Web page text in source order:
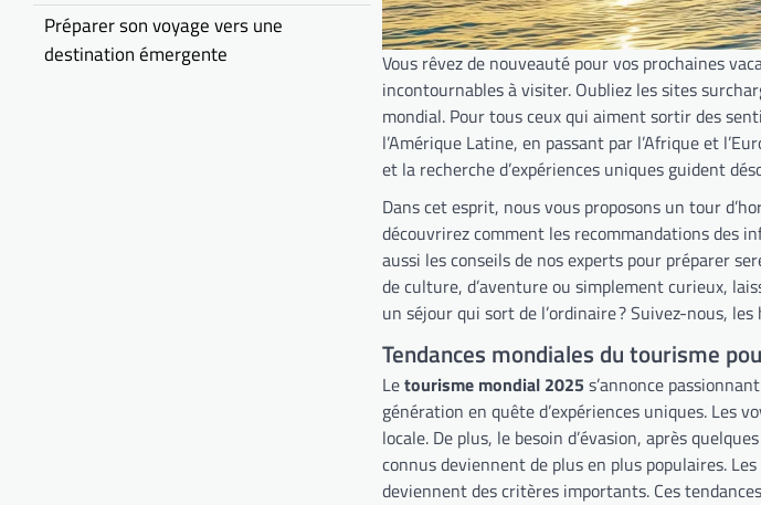
Vous rêvez de nouveauté pour vos prochaines
incontournables à visiter. Oubliez les sites
mondial. Pour tous ceux qui aiment sortir des
l’Amérique Latine, en passant par l’Afrique et
et la recherche d’expériences uniques guident
Dans cet esprit, nous vous proposons un tour
découvrirez comment les recommandations des
aussi les conseils de nos experts pour préparer
de culture, d’aventure ou simplement curieux,
un séjour qui sort de l’ordinaire ? Suivez-nous,
Tendances mondiales du tourisme
Letourisme mondial 2025 s’annonce
génération en quête d’expériences uniques. Les
locale. De plus, le besoin d’évasion, après
connus deviennent de plus en plus populaires.
deviennent des critères importants. Ces
Préparer son voyage vers une
destination émergente